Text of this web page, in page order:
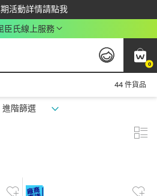
活動詳情請點我
app最高回饋$350
臣氏線上服務
0
44 件貨品
進階篩選